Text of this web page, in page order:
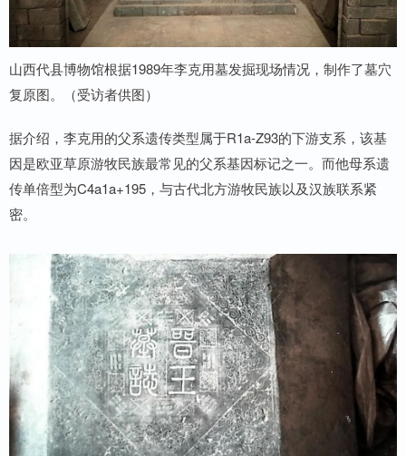
山西代县博物馆根据1989年李克用墓发掘现场情况，制作了墓穴
复原图。（受访者供图）
据介绍，李克用的父系遗传类型属于R1a-Z93的下游支系，该基
因是欧亚草原游牧民族最常见的父系基因标记之一。而他母系遗
传单倍型为C4a1a+195，与古代北方游牧民族以及汉族联系紧
密。